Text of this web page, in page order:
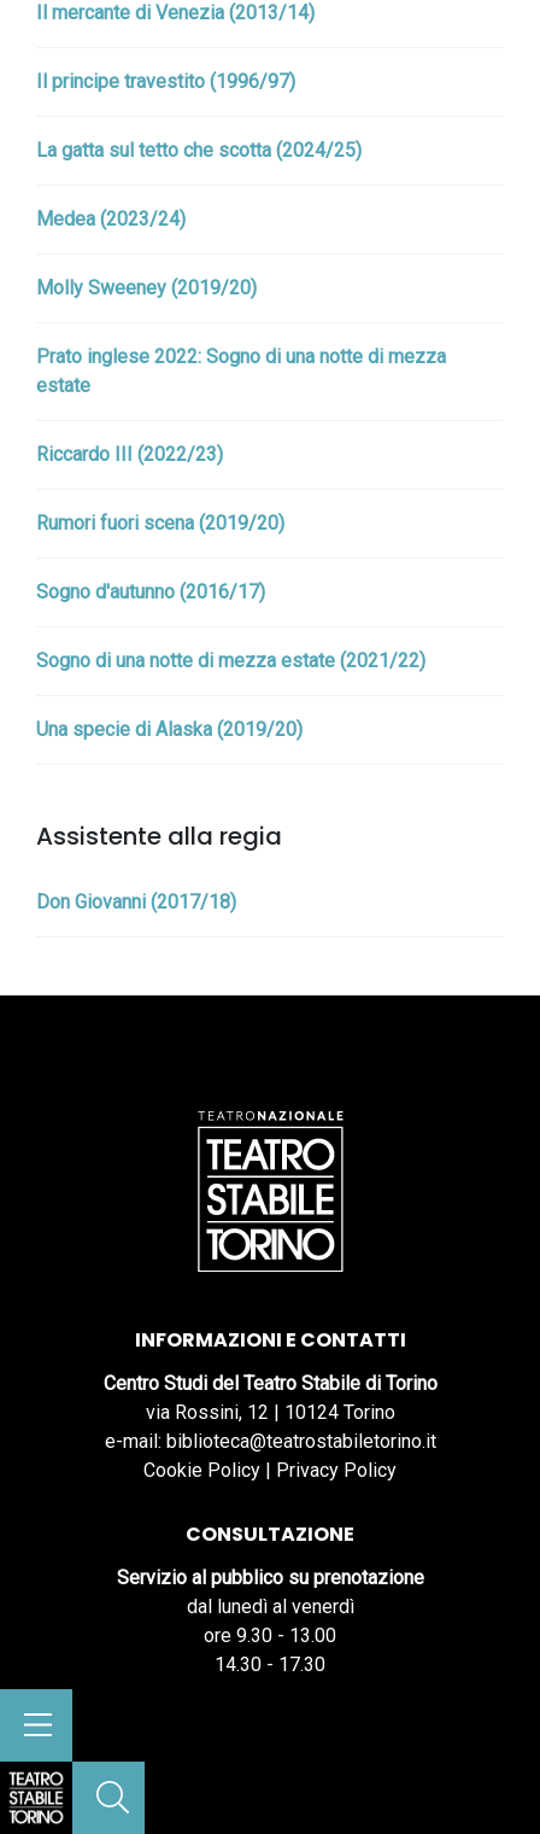
Il mercante di Venezia (2013/14)
Il principe travestito (1996/97)
La gatta sul tetto che scotta (2024/25)
Medea (2023/24)
Molly Sweeney (2019/20)
Prato inglese 2022: Sogno di una notte di mezza
estate
Riccardo III (2022/23)
Rumori fuori scena (2019/20)
Sogno d'autunno (2016/17)
Sogno di una notte di mezza estate (2021/22)
Una specie di Alaska (2019/20)
Assistente alla regia
Don Giovanni (2017/18)
INFORMAZIONI E CONTATTI
Centro Studi del Teatro Stabile di Torino
via Rossini, 12 | 10124 Torino
e-mail: biblioteca@teatrostabiletorino.it
Cookie Policy | Privacy Policy
CONSULTAZIONE
Servizio al pubblico su prenotazione
dal lunedì al venerdì
ore 9.30 - 13.00
14.30 - 17.30